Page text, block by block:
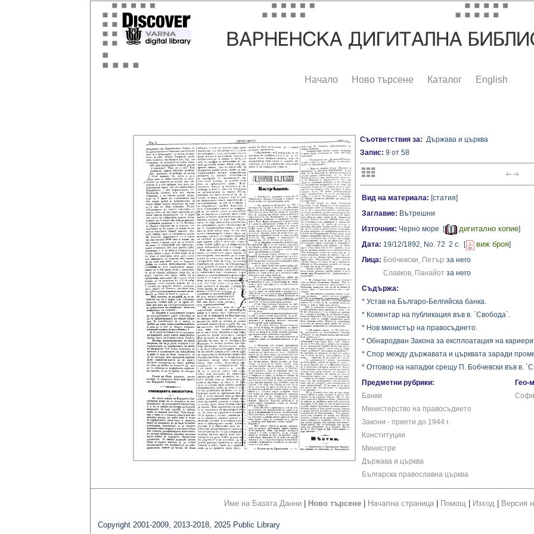
Начало Ново търсене Каталог English
Съответствия за: Държава и църква
Запис: 9 от 58
Вид на материала: [статия]
Заглавие: Вътрешни
Източник: Черно море [ дигитално копие]
Дата: 19/12/1892, No. 72 2 с. [ виж броя]
Лица: Бобчевски, Петър за него
Славков, Панайот за него
Съдържа:
* Устав на Българо-Белгийска банка.
* Коментар на публикация във в. `Свобода`.
* Нов министър на правосъдието.
* Обнародван Закона за експлоатация на
* Спор между държавата и църквата заради
* Отговор на нападки срещу П. Бобчевски във в.
Предметни рубрики:
Банки
Министерство на правосъдието
Закони - приети до 1944 г.
Конституции
Министри
Държава и църква
Българска православна църква
Гео-
Име на Базата Данни Ново търсене Начална страница Помощ Изход Версия
Copyright 2001-2009, 2013-2018, 2025 Public Library